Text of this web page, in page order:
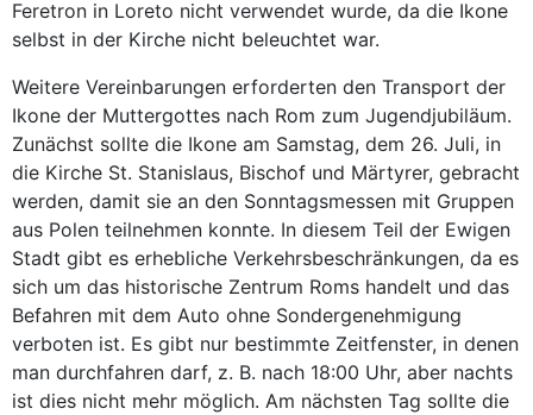
Feretron in Loreto nicht verwendet wurde, da die Ikone
selbst in der Kirche nicht beleuchtet war.
Weitere Vereinbarungen erforderten den Transport der
Ikone der Muttergottes nach Rom zum Jugendjubiläum.
Zunächst sollte die Ikone am Samstag, dem 26. Juli, in
die Kirche St. Stanislaus, Bischof und Märtyrer, gebracht
werden, damit sie an den Sonntagsmessen mit Gruppen
aus Polen teilnehmen konnte. In diesem Teil der Ewigen
Stadt gibt es erhebliche Verkehrsbeschränkungen, da es
sich um das historische Zentrum Roms handelt und das
Befahren mit dem Auto ohne Sondergenehmigung
verboten ist. Es gibt nur bestimmte Zeitfenster, in denen
man durchfahren darf, z. B. nach 18:00 Uhr, aber nachts
ist dies nicht mehr möglich. Am nächsten Tag sollte die